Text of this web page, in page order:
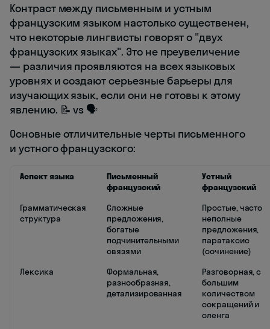
Контраст между письменным и устным
французским языком настолько существенен,
что некоторые лингвисты говорят о "двух
французских языках". Это не преувеличение
— различия проявляются на всех языковых
уровнях и создают серьезные барьеры для
изучающих язык, если они не готовы к этому
явлению. 📝 vs 🗣️
Основные отличительные черты письменного
и устного французского:
Аспект языка
Письменный
французский
Устный
французский
Грамматическая
структура
Сложные
предложения,
богатые
подчинительными
связями
Простые, часто
неполные
предложения,
паратаксис
(сочинение)
Лексика
Формальная,
разнообразная,
детализированная
Разговорная, с
большим
количеством
сокращений и
сленга